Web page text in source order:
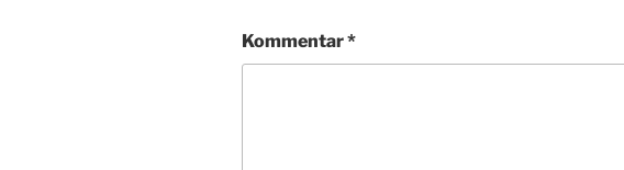
Kommentar*